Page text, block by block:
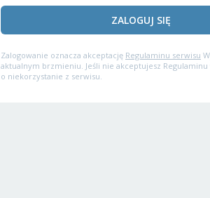
ZALOGUJ SIĘ
Zalogowanie oznacza akceptację Regulaminu serwisu
aktualnym brzmieniu. Jeśli nie akceptujesz Regulaminu
o niekorzystanie z serwisu.